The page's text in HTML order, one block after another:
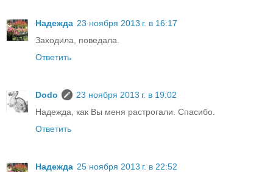
Надежда 23 ноября 2013 г. в 16:17
Заходила, поведала.
Ответить
Dodo
23 ноября 2013 г. в 19:02
Надежда, как Вы меня растрогали. Спасибо.
Ответить
Надежда 25 ноября 2013 г. в 22:52